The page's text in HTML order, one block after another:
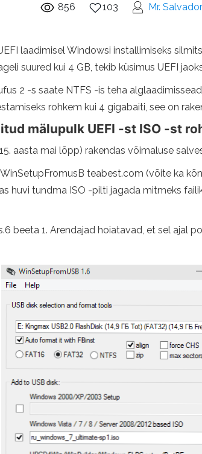
856 103 Mr.
laadimisel Windowsi installimiseks
suured kui 4 GB, tekib küsimus UEFI
2 -s saate NTFS -is teha
rohkem kui 4 gigabaiti, see on
mälupulk UEFI -st ISO -st
aasta mai lõpp) rakendas võimaluse
teabest.com (võite ka
huvi tundma ISO -pilti jagada mitmeks
beeta 1. Arendajad hoiatavad, et sel ajal